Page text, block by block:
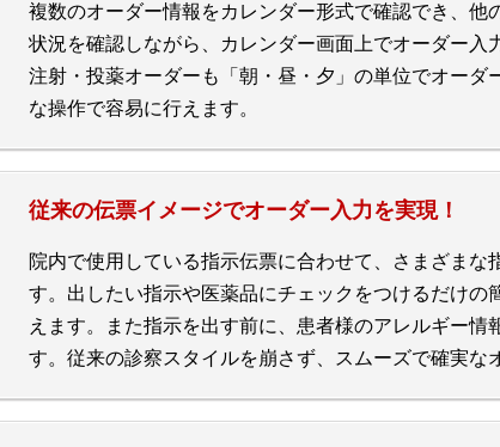
複数のオーダー情報をカレンダー形式で確認でき、他
状況を確認しながら、カレンダー画面上でオーダー入
注射・投薬オーダーも「朝・昼・夕」の単位でオーダ
な操作で容易に行えます。
従来の伝票イメージでオーダー入力を実現！
院内で使用している指示伝票に合わせて、さまざまな
す。出したい指示や医薬品にチェックをつけるだけの
えます。また指示を出す前に、患者様のアレルギー情
す。従来の診察スタイルを崩さず、スムーズで確実な